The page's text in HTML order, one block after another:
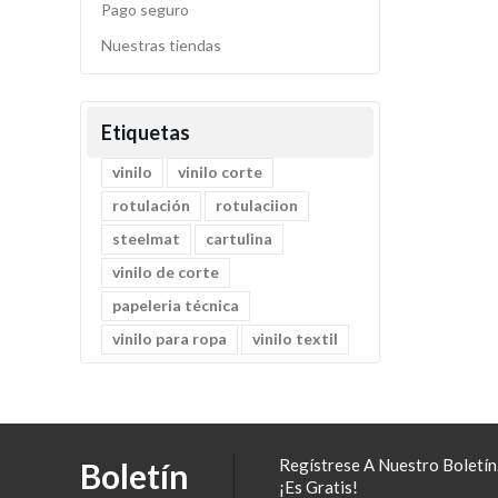
Pago seguro
Nuestras tiendas
Etiquetas
vinilo
vinilo corte
rotulación
rotulaciion
steelmat
cartulina
vinilo de corte
papeleria técnica
vinilo para ropa
vinilo textil
Boletín
Regístrese A Nuestro
¡Es Gratis!